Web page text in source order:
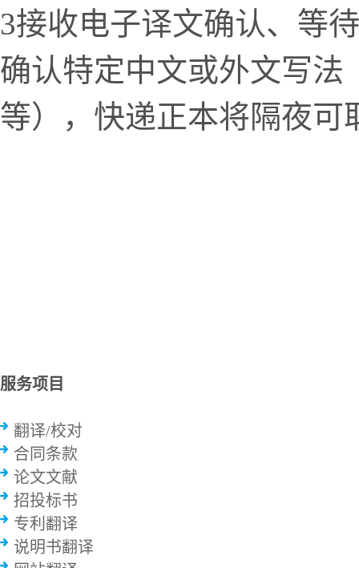
3接收电子译文确认、等
确认特定中文或外文写法
等），快递正本将隔夜可
服务项目
翻译/校对
合同条款
论文文献
招投标书
专利翻译
说明书翻译